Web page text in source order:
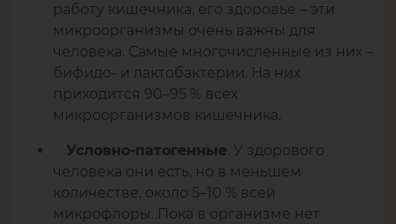
работу кишечника, его здоровье – эти
микроорганизмы очень важны для
человека. Самые многочисленные из них –
бифидо- и лактобактерии. На них
приходится 90–95 % всех
микроорганизмов кишечника.
Условно-патогенные. У здорового
человека они есть, но в меньшем
количестве, около 5–10 % всей
микрофлоры. Пока в организме нет